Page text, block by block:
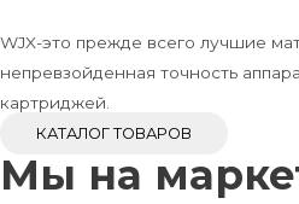
WJX-это прежде всего лучшие
непревзойденная точность
картриджей.
КАТАЛОГ ТОВАРОВ
Мы на